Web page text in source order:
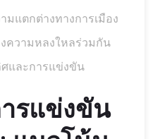
มแตกต่างทางการเมือง
ความหลงใหลร่วมกัน
และการแข่งขัน
รแข่งขัน